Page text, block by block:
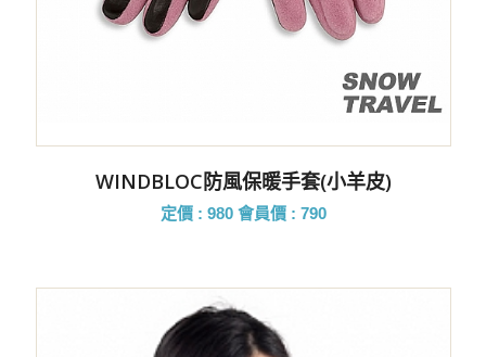
WINDBLOC防風保暖手套(小羊皮)
定價 : 980 會員價 : 790